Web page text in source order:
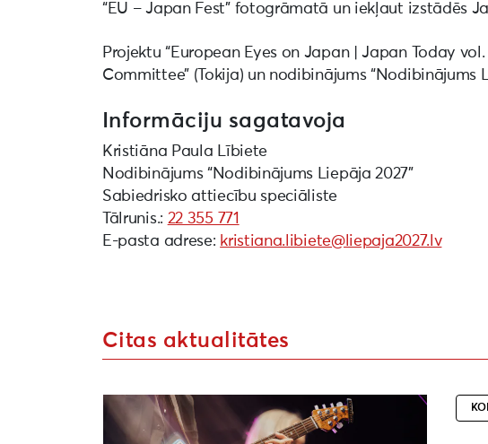
“EU – Japan Fest” fotogrāmatā un iekļaut izstādēs
Projektu “European Eyes on Japan | Japan Today
Committee” (Tokija) un nodibinājums “Nodibinājums
Informāciju sagatavoja
Kristiāna Paula Lībiete
Nodibinājums “Nodibinājums Liepāja 2027”
Sabiedrisko attiecību speciāliste
Tālrunis.: 22 355 771
E-pasta adrese: kristiana.libiete@liepaja2027.lv
Citas aktualitātes